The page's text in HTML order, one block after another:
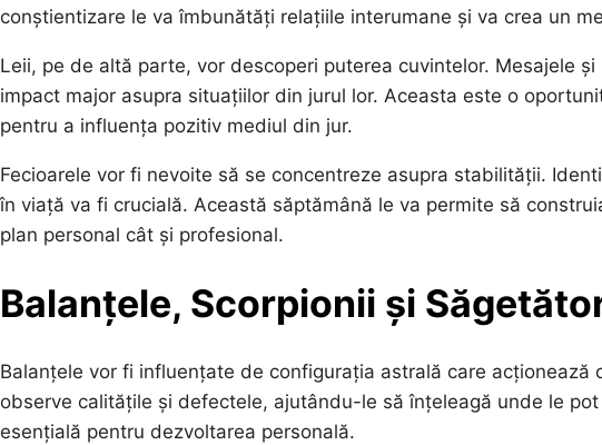
conștientizare le va îmbunătăți relațiile interumane și va crea un
Leii, pe de altă parte, vor descoperi puterea cuvintelor. Mesajele
impact major asupra situațiilor din jurul lor. Aceasta este o
pentru a influența pozitiv mediul din jur.
Fecioarele vor fi nevoite să se concentreze asupra stabilității.
în viață va fi crucială. Această săptămână le va permite să
plan personal cât și profesional.
Balanțele, Scorpionii și
Balanțele vor fi influențate de configurația astrală care acționează
observe calitățile și defectele, ajutându-le să înțeleagă unde le
esențială pentru dezvoltarea personală.